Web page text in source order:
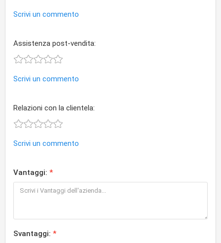
Scrivi un commento
Assistenza post-vendita:
Scrivi un commento
Relazioni con la clientela:
Scrivi un commento
Vantaggi:
Svantaggi: